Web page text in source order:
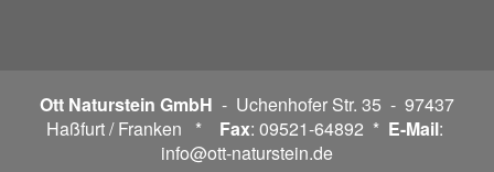
Ott Naturstein GmbH - Uchenhofer Str. 35 - 97437
Haßfurt / Franken * Fax: 09521-64892 * E-Mail:
info@ott-naturstein.de